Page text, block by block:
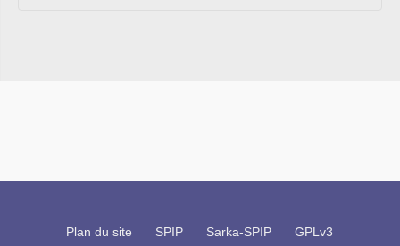
Plan du site SPIP Sarka-SPIP GPLv3